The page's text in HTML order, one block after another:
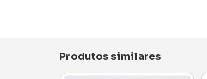
Produtos similares